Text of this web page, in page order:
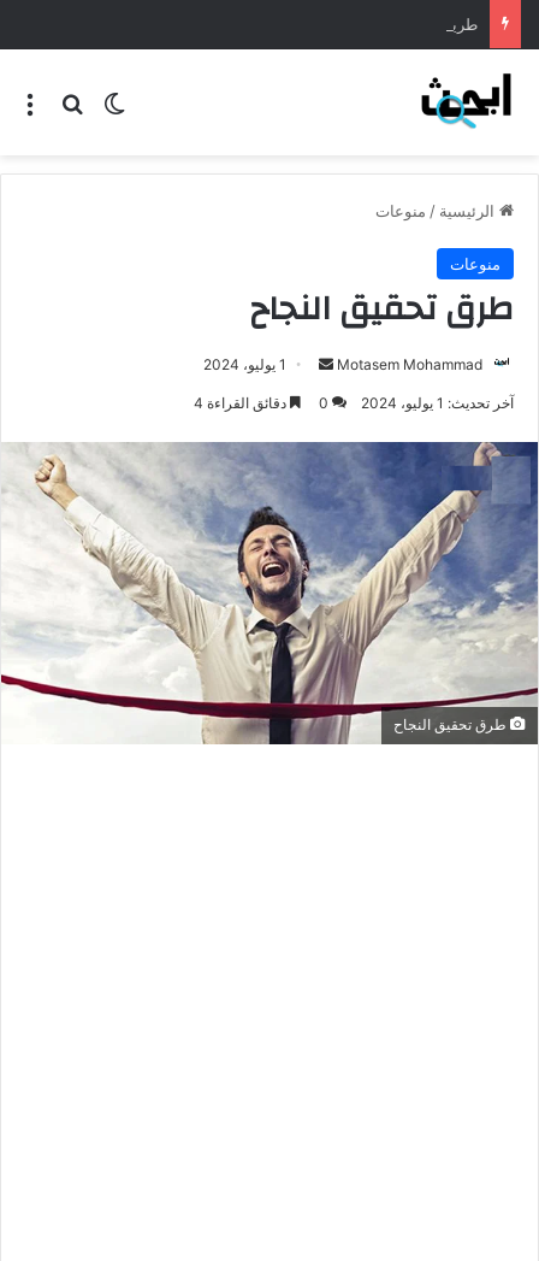
طريقة عمل المنسف الاردني
الرئيسية / منوعات
منوعات
طرق تحقيق النجاح
Motasem Mohammad 1 يوليو، 2024
آخر تحديث: 1 يوليو، 2024 0 دقائق القراءة 4
طرق تحقيق النجاح